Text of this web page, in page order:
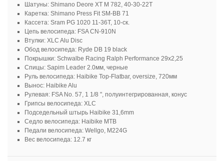
Шатуны: Shimano Deore XT M 782, 40-30-22T
Каретка: Shimano Press Fit SM-BB 71
Кассета: Sram PG 1020 11-36T, 10-ск.
Цепь велосипеда: FSA CN-910N
Втулки: XLC Alu Disc
Обод велосипеда: Ryde DB 19 black
Покрышки: Schwalbe Racing Ralph Performance 29x2,25
Спицы: Sapim Leader 2.0мм, черные
Руль велосипеда: Haibike Top-Flatbar, oversize, 720мм
Вынос: Haibike Alu
Рулевая: FSA No. 57, 1 1/8 ", полуинтегрированная, конус
Грипсы велосипеда: XLC
Подседельный штырь Haibike 31,6mm
Седло велосипеда: Haibike MTB
Педали велосипеда: Wellgo, M224G
Вес велосипеда: 12.7 кг